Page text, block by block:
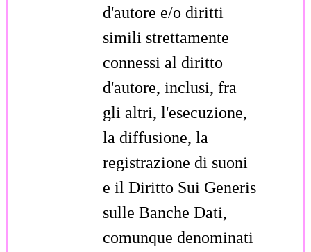
d'autore e/o diritti
simili strettamente
connessi al diritto
d'autore, inclusi, fra
gli altri, l'esecuzione,
la diffusione, la
registrazione di suoni
e il Diritto Sui Generis
sulle Banche Dati,
comunque denominati